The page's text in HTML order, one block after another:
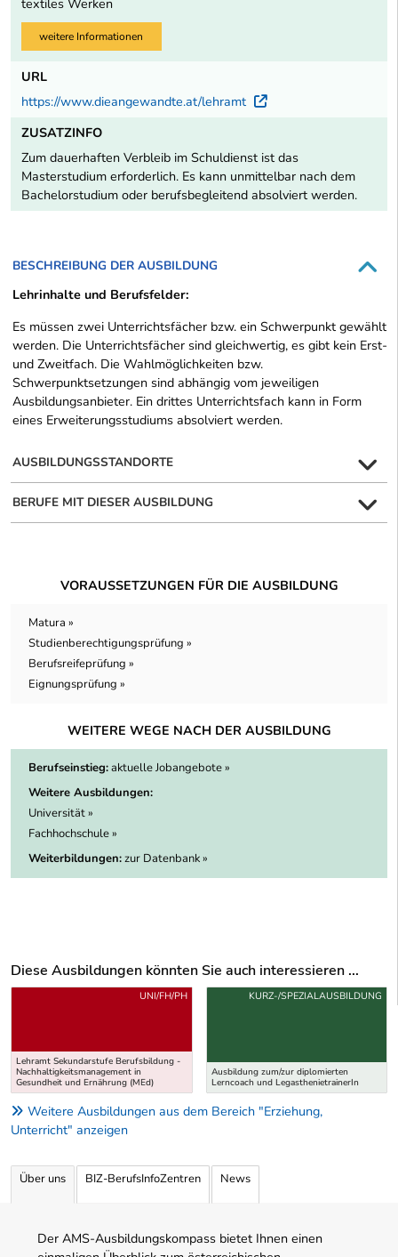
weitere Informationen
URL
https://www.dieangewandte.at/lehramt
Externer Link
ZUSATZINFO
Zum dauerhaften Verbleib im Schuldienst ist das
Masterstudium erforderlich. Es kann unmittelbar nach dem
Bachelorstudium oder berufsbegleitend absolviert werden.
BESCHREIBUNG DER AUSBILDUNG
Lehrinhalte und Berufsfelder:
Es müssen zwei Unterrichtsfächer bzw. ein Schwerpunkt gewählt
werden. Die Unterrichtsfächer sind gleichwertig, es gibt kein Erst-
und Zweitfach. Die Wahlmöglichkeiten bzw.
Schwerpunktsetzungen sind abhängig vom jeweiligen
Ausbildungsanbieter. Ein drittes Unterrichtsfach kann in Form
eines Erweiterungsstudiums absolviert werden.
AUSBILDUNGSSTANDORTE
BERUFE MIT DIESER AUSBILDUNG
VORAUSSETZUNGEN FÜR DIE AUSBILDUNG
Matura »
Studienberechtigungsprüfung »
Berufsreifeprüfung »
Eignungsprüfung »
WEITERE WEGE NACH DER AUSBILDUNG
Berufseinstieg:aktuelle Jobangebote »
Weitere Ausbildungen:
Universität »
Fachhochschule »
Weiterbildungen:zur Datenbank »
Diese Ausbildungen könnten Sie auch interessieren ...
Uber weitere Ausbildungsvorschläge
Lehramt Sekundarstufe Berufsbildung -
Nachhaltigkeitsmanagement in
Gesundheit und Ernährung (MEd)
UNI/FH/PH
Ausbildung zum/zur diplomierten
Lerncoach und LegasthenietrainerIn
KURZ-/SPEZIALAUSBILDUNG
Weitere Ausbildungen aus dem Bereich "Erziehung,
Unterricht" anzeigen
Über uns BIZ-BerufsInfoZentren News
Der AMS-Ausbildungskompass bietet Ihnen einen